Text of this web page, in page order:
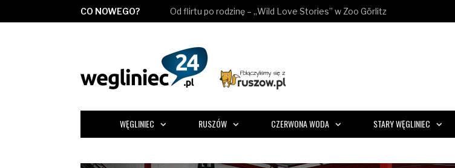
CO NOWEGO? Zostawcie mnie w spokoju!
WĘGLINIEC RUSZÓW CZERWONA WODA STARY WĘGLINIEC